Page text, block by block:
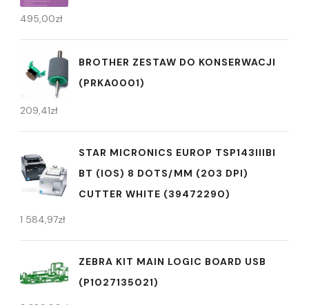
495,00zł
BROTHER ZESTAW DO KONSERWACJI
(PRKA0001)
209,41zł
STAR MICRONICS EUROP TSP143IIIBI
BT (IOS) 8 DOTS/MM (203 DPI)
CUTTER WHITE (39472290)
1 584,97zł
ZEBRA KIT MAIN LOGIC BOARD USB
(P1027135021)